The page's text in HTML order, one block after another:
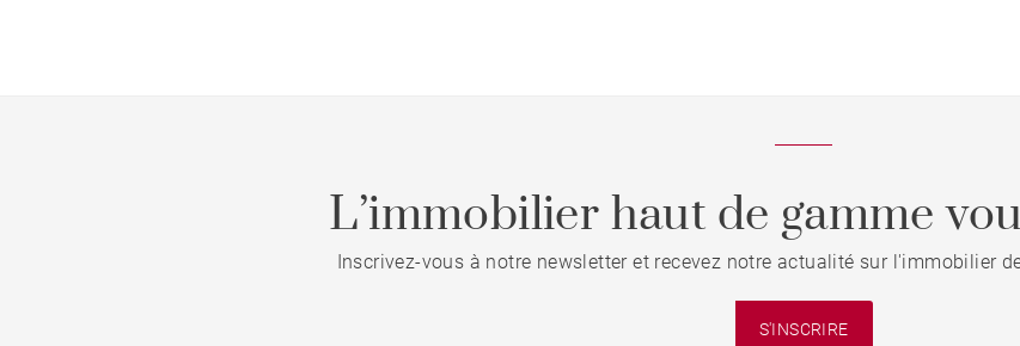
L’immobilier haut de gamme
Inscrivez-vous à notre newsletter et recevez notre actualité sur l'immobilier
S'INSCRIRE